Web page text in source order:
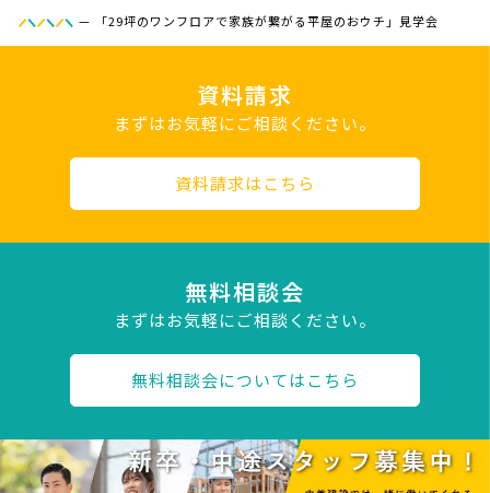
— 「29坪のワンフロアで家族が繋がる平屋のおウチ」見学会
資料請求
まずはお気軽にご相談ください。
資料請求はこちら
無料相談会
まずはお気軽にご相談ください。
無料相談会についてはこちら